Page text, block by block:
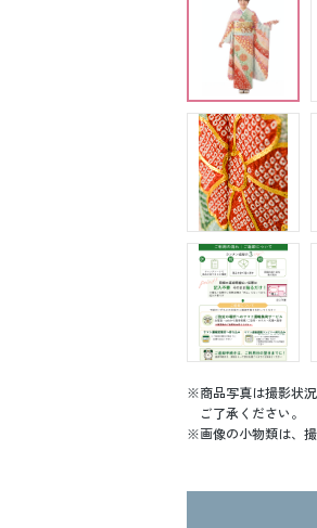
商品写真は撮影状
ご了承ください。
画像の小物類は、